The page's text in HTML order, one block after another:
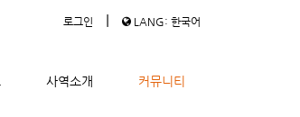
로그인 | LANG: 한국어
사역소개 커뮤니티